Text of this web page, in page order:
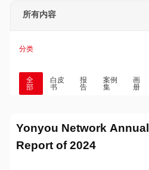
所有内容
分类
全
部
白皮
书
报
告
案例
集
画
册
Yonyou Network Annual
Report of 2024